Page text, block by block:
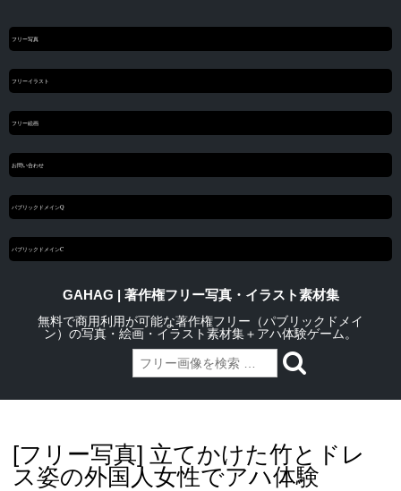
フリー写真
フリーイラスト
フリー絵画
お問い合わせ
パブリックドメインQ
パブリックドメインC
GAHAG | 著作権フリー写真・イラスト素材集
無料で商用利用が可能な著作権フリー（パブリックドメイ
ン）の写真・絵画・イラスト素材集＋アハ体験ゲーム。
content[フリー写真] 立てかけた竹とドレ
ス姿の外国人女性でアハ体験